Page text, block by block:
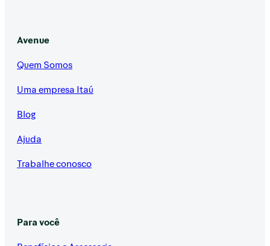
Avenue
Quem Somos
Uma empresa Itaú
Blog
Ajuda
Trabalhe conosco
Para você